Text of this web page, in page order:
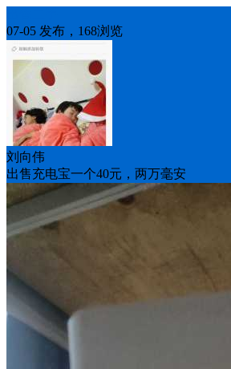
07-05 发布，168浏览
刘向伟
出售充电宝一个40元，两万毫安